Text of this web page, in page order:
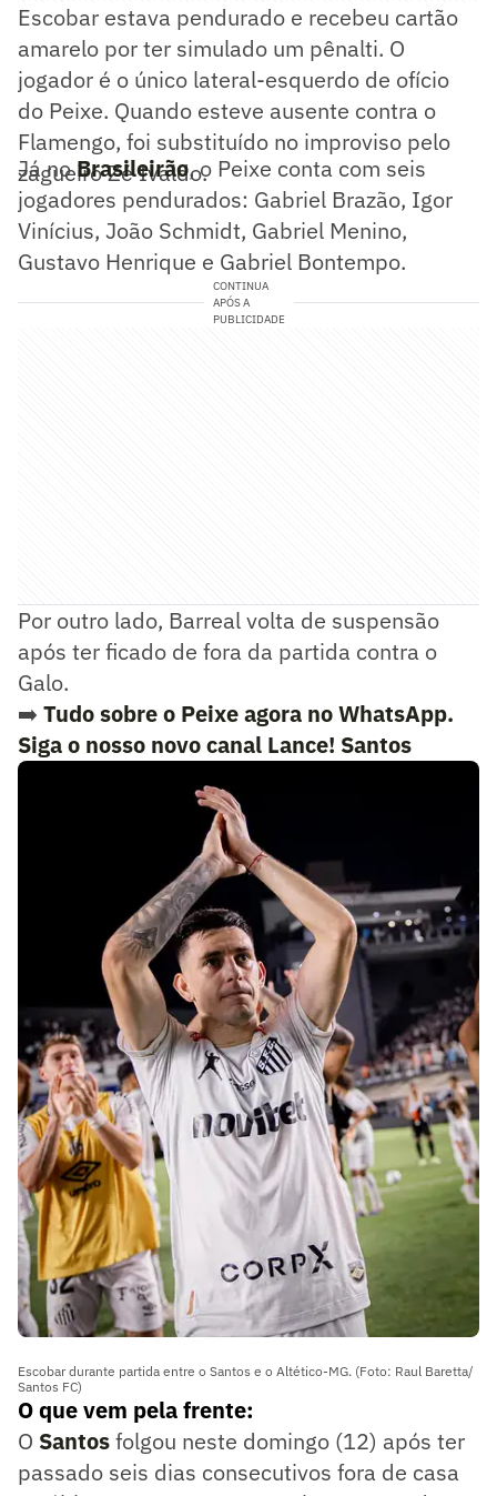
Escobar estava pendurado e recebeu cartão
amarelo por ter simulado um pênalti. O
jogador é o único lateral-esquerdo de ofício
do Peixe. Quando esteve ausente contra o
Flamengo, foi substituído no improviso pelo
zagueiro Zé Ivaldo.
Já noBrasileirão, o Peixe conta com seis
jogadores pendurados: Gabriel Brazão, Igor
Vinícius, João Schmidt, Gabriel Menino,
Gustavo Henrique e Gabriel Bontempo.
CONTINUA
APÓS A
PUBLICIDADE
Por outro lado, Barreal volta de suspensão
após ter ficado de fora da partida contra o
Galo.
➡️ Tudo sobre o Peixe agora no WhatsApp.
Siga o nosso novo canal Lance! Santos
Escobar durante partida entre o Santos e o Altético-MG. (Foto: Raul Baretta/
Santos FC)
O que vem pela frente:
O Santosfolgou neste domingo (12) após ter
passado seis dias consecutivos fora de casa